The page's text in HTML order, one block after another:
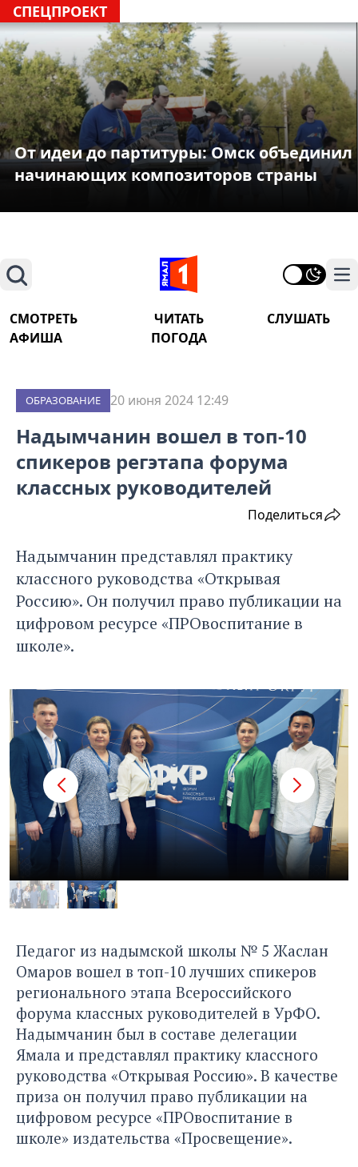
СПЕЦПРОЕКТ
От идеи до партитуры: Омск объединил
начинающих композиторов страны
Поиск
СМОТРЕТЬ ЧИТАТЬ
СЛУШАТЬ
АФИША
ПОГОДА
ОБРАЗОВАНИЕ 20 июня 2024 12:49
Надымчанин вошел в топ-10
спикеров регэтапа форума
классных руководителей
Поделиться
Надымчанин представлял практику
классного руководства «Открывая
Россию». Он получил право публикации на
цифровом ресурсе «ПРОвоспитание в
школе».
Педагог из надымской школы № 5 Жаслан
Омаров вошел в топ-10 лучших спикеров
регионального этапа Всероссийского
форума классных руководителей в УрФО.
Надымчанин был в составе делегации
Ямала и представлял практику классного
руководства «Открывая Россию». В качестве
приза он получил право публикации на
цифровом ресурсе «ПРОвоспитание в
школе» издательства «Просвещение».